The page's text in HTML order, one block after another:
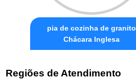
pia de cozinha de granito
Chácara Inglesa
Regiões de Atendimento